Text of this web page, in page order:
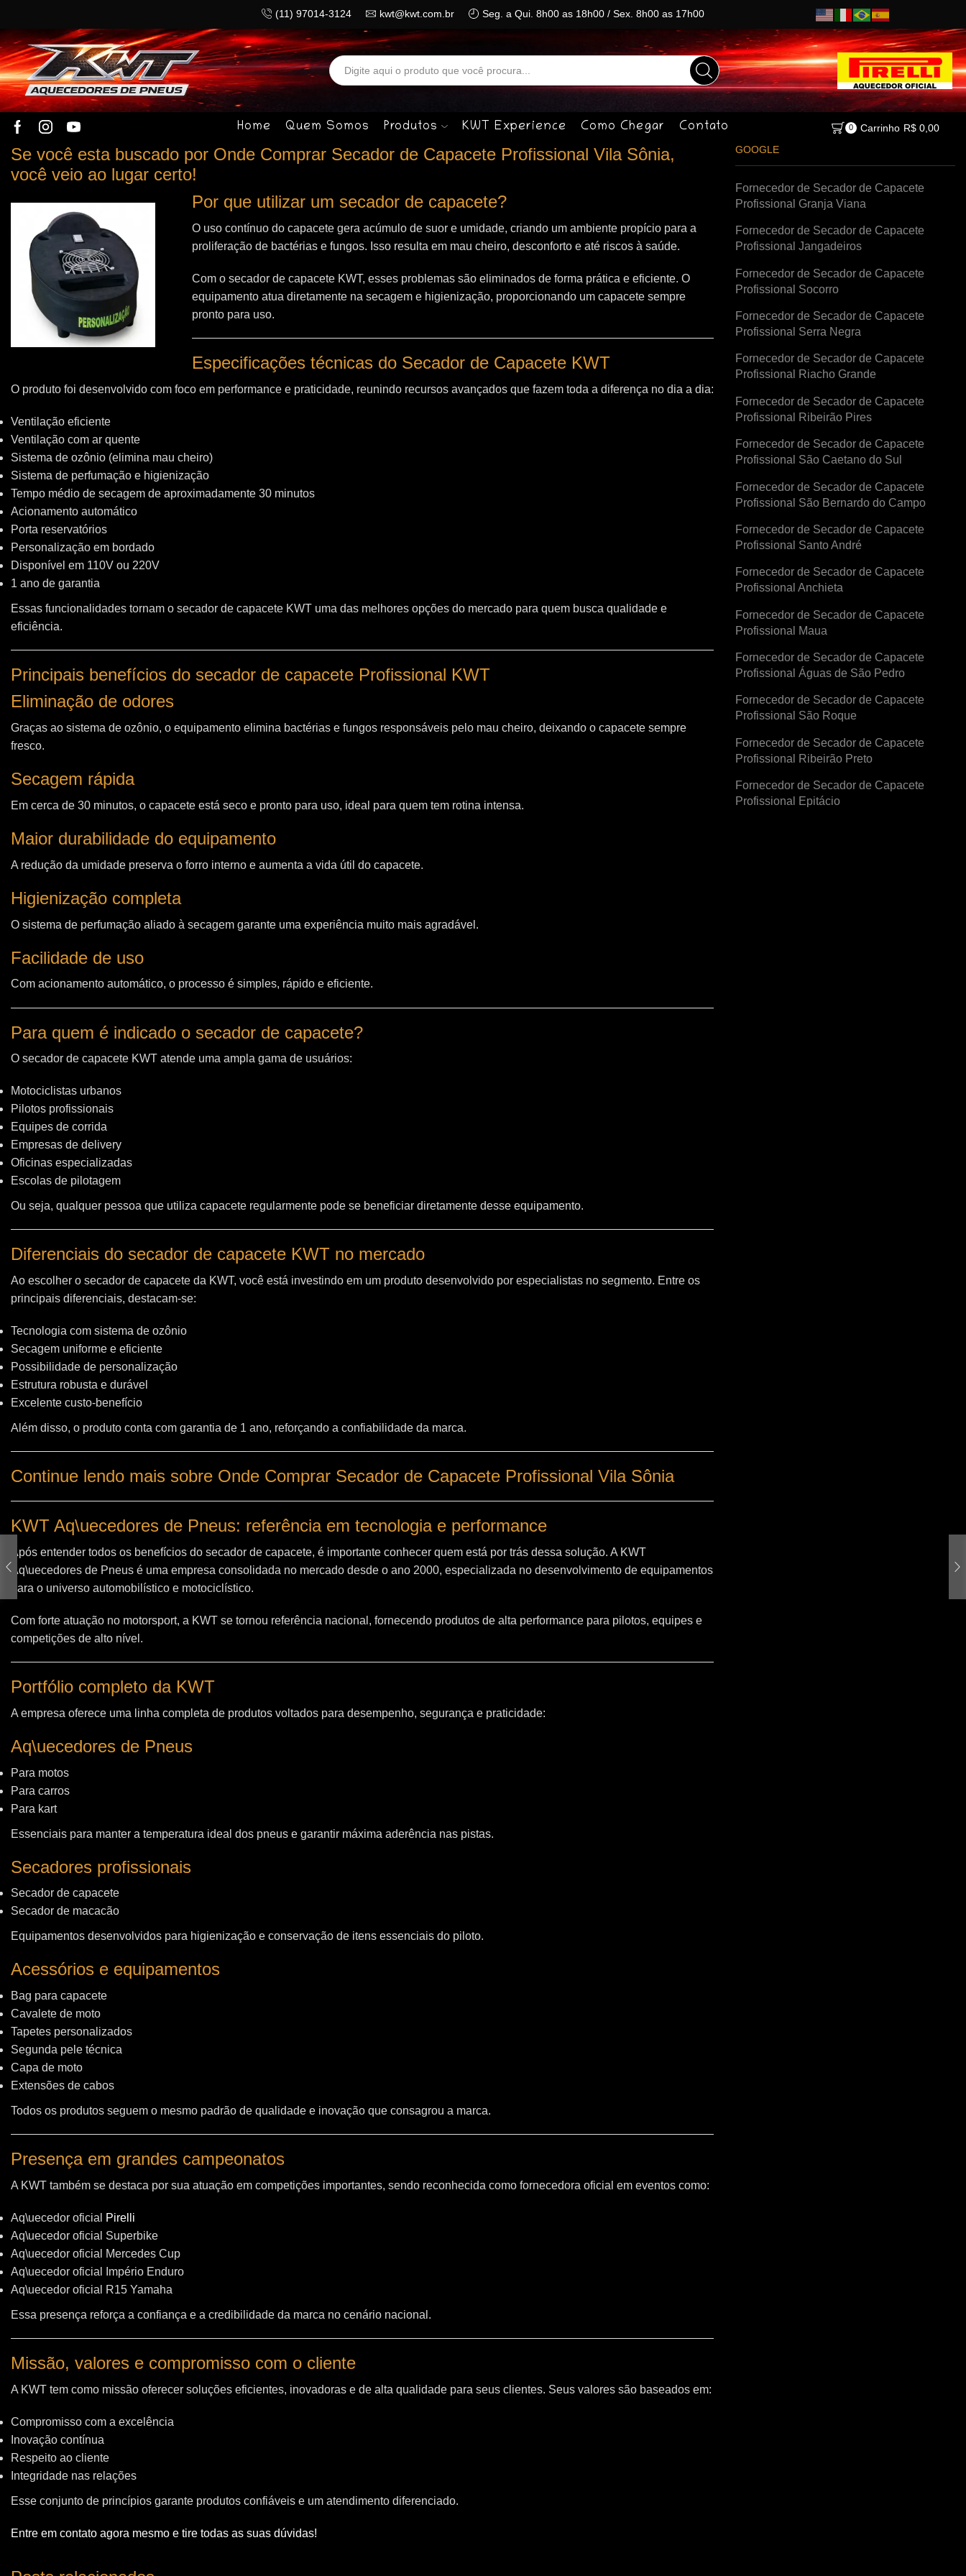
(11) 97014-3124 kwt@kwt.com.br Seg. a Qui. 8h00 as 18h00 / Sex. 8h00 as 17h00
Search
input
Home Quem Somos Produtos KWT Experience Como Chegar Contato 0 Carrinho R$0,00
Se você esta buscado por Onde Comprar Secador de Capacete Profissional Vila Sônia,
você veio ao lugar certo!
Por que utilizar um secador de capacete?
O uso contínuo do capacete gera acúmulo de suor e umidade, criando um ambiente propício para a
proliferação de bactérias e fungos. Isso resulta em mau cheiro, desconforto e até riscos à saúde.
Com o secador de capacete KWT, esses problemas são eliminados de forma prática e eficiente. O
equipamento atua diretamente na secagem e higienização, proporcionando um capacete sempre
pronto para uso.
Especificações técnicas do Secador de Capacete KWT
O produto foi desenvolvido com foco em performance e praticidade, reunindo recursos avançados que fazem toda a diferença no dia a dia:
Ventilação eficiente
Ventilação com ar quente
Sistema de ozônio (elimina mau cheiro)
Sistema de perfumação e higienização
Tempo médio de secagem de aproximadamente 30 minutos
Acionamento automático
Porta reservatórios
Personalização em bordado
Disponível em 110V ou 220V
1 ano de garantia
Essas funcionalidades tornam o secador de capacete KWT uma das melhores opções do mercado para quem busca qualidade e
eficiência.
Principais benefícios do secador de capacete Profissional KWT
Eliminação de odores
Graças ao sistema de ozônio, o equipamento elimina bactérias e fungos responsáveis pelo mau cheiro, deixando o capacete sempre
fresco.
Secagem rápida
Em cerca de 30 minutos, o capacete está seco e pronto para uso, ideal para quem tem rotina intensa.
Maior durabilidade do equipamento
A redução da umidade preserva o forro interno e aumenta a vida útil do capacete.
Higienização completa
O sistema de perfumação aliado à secagem garante uma experiência muito mais agradável.
Facilidade de uso
Com acionamento automático, o processo é simples, rápido e eficiente.
Para quem é indicado o secador de capacete?
O secador de capacete KWT atende uma ampla gama de usuários:
Motociclistas urbanos
Pilotos profissionais
Equipes de corrida
Empresas de delivery
Oficinas especializadas
Escolas de pilotagem
Ou seja, qualquer pessoa que utiliza capacete regularmente pode se beneficiar diretamente desse equipamento.
Diferenciais do secador de capacete KWT no mercado
Ao escolher o secador de capacete da KWT, você está investindo em um produto desenvolvido por especialistas no segmento. Entre os
principais diferenciais, destacam-se:
Tecnologia com sistema de ozônio
Secagem uniforme e eficiente
Possibilidade de personalização
Estrutura robusta e durável
Excelente custo-benefício
Além disso, o produto conta com garantia de 1 ano, reforçando a confiabilidade da marca.
Continue lendo mais sobre Onde Comprar Secador de Capacete Profissional Vila Sônia
KWT Aq\uecedores de Pneus: referência em tecnologia e performance
Após entender todos os benefícios do secador de capacete, é importante conhecer quem está por trás dessa solução. A KWT
Aq\uecedores de Pneus é uma empresa consolidada no mercado desde o ano 2000, especializada no desenvolvimento de equipamentos
para o universo automobilístico e motociclístico.
Com forte atuação no motorsport, a KWT se tornou referência nacional, fornecendo produtos de alta performance para pilotos, equipes e
competições de alto nível.
Portfólio completo da KWT
A empresa oferece uma linha completa de produtos voltados para desempenho, segurança e praticidade:
Aq\uecedores de Pneus
Para motos
Para carros
Para kart
Essenciais para manter a temperatura ideal dos pneus e garantir máxima aderência nas pistas.
Secadores profissionais
Secador de capacete
Secador de macacão
Equipamentos desenvolvidos para higienização e conservação de itens essenciais do piloto.
Acessórios e equipamentos
Bag para capacete
Cavalete de moto
Tapetes personalizados
Segunda pele técnica
Capa de moto
Extensões de cabos
Todos os produtos seguem o mesmo padrão de qualidade e inovação que consagrou a marca.
Presença em grandes campeonatos
A KWT também se destaca por sua atuação em competições importantes, sendo reconhecida como fornecedora oficial em eventos como:
Aq\uecedor oficial
Pirelli
Aq\uecedor oficial Superbike
Aq\uecedor oficial Mercedes Cup
Aq\uecedor oficial Império Enduro
Aq\uecedor oficial R15 Yamaha
Essa presença reforça a confiança e a credibilidade da marca no cenário nacional.
Missão, valores e compromisso com o cliente
A KWT tem como missão oferecer soluções eficientes, inovadoras e de alta qualidade para seus clientes. Seus valores são baseados em:
Compromisso com a excelência
Inovação contínua
Respeito ao cliente
Integridade nas relações
Esse conjunto de princípios garante produtos confiáveis e um atendimento diferenciado.
Entre em contato agora mesmo e tire todas as suas dúvidas!
GOOGLE
Fornecedor de Secador de Capacete
Profissional Granja Viana
Fornecedor de Secador de Capacete
Profissional Jangadeiros
Fornecedor de Secador de Capacete
Profissional Socorro
Fornecedor de Secador de Capacete
Profissional Serra Negra
Fornecedor de Secador de Capacete
Profissional Riacho Grande
Fornecedor de Secador de Capacete
Profissional Ribeirão Pires
Fornecedor de Secador de Capacete
Profissional São Caetano do Sul
Fornecedor de Secador de Capacete
Profissional São Bernardo do Campo
Fornecedor de Secador de Capacete
Profissional Santo André
Fornecedor de Secador de Capacete
Profissional Anchieta
Fornecedor de Secador de Capacete
Profissional Maua
Fornecedor de Secador de Capacete
Profissional Águas de São Pedro
Fornecedor de Secador de Capacete
Profissional São Roque
Fornecedor de Secador de Capacete
Profissional Ribeirão Preto
Fornecedor de Secador de Capacete
Profissional Epitácio